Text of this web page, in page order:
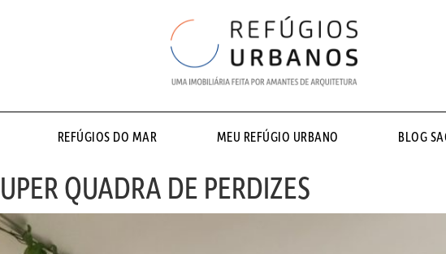
REFÚGIOS DO MAR MEU REFÚGIO URBANO BLOG
QUADRA DE PERDIZES